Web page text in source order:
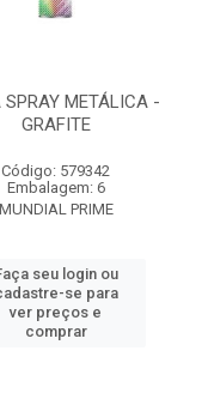
SPRAY METÁLICA -
GRAFITE
Código: 579342
Embalagem: 6
MUNDIAL PRIME
seu login ou
se para
ver preços e
comprar